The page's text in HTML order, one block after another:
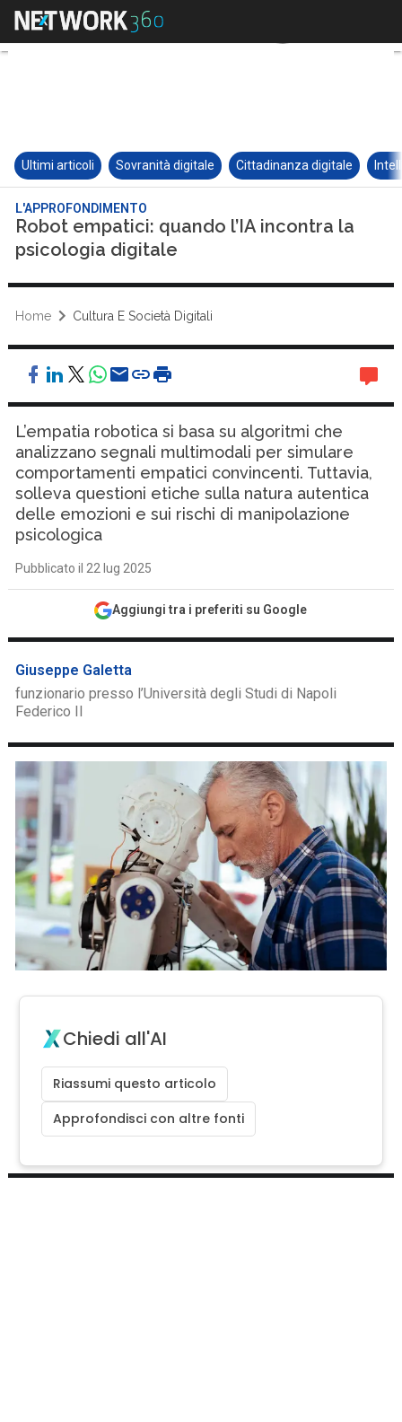
Ultimi articoli Sovranità digitale Cittadinanza digitale
L'APPROFONDIMENTO
Robot empatici: quando l’IA incontra la
psicologia digitale
Home Cultura E Società Digitali
L’empatia robotica si basa su algoritmi che
analizzano segnali multimodali per simulare
comportamenti empatici convincenti. Tuttavia,
solleva questioni etiche sulla natura autentica
delle emozioni e sui rischi di manipolazione
psicologica
Pubblicato il 22 lug 2025
Aggiungi tra i preferiti su Google
Giuseppe Galetta
funzionario presso l’Università degli Studi di Napoli
Federico II
Chiedi all'AI
Riassumi questo articolo
Approfondisci con altre fonti